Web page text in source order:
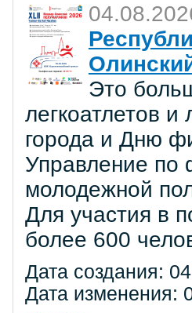
Это
легкоатлетов
города и Дню
Управление по
молодежной
Для участия в
более 600
Дата создания:
Дата изменения: